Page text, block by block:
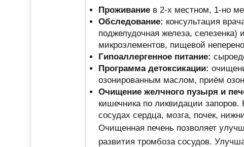
Проживание в 2-х местном, 1-но
Обследование: консультация
поджелудочная железа,
микроэлементов, пищевой
Гипоаллергенное питание:
Программа детоксикации:
озонированным маслом, приём
Очищение желчного пузыря и
кишечника по ликвидации
сосудах сердца, мозга, почек,
Очищенная печень позволяет
развития тромбоза сосудов.